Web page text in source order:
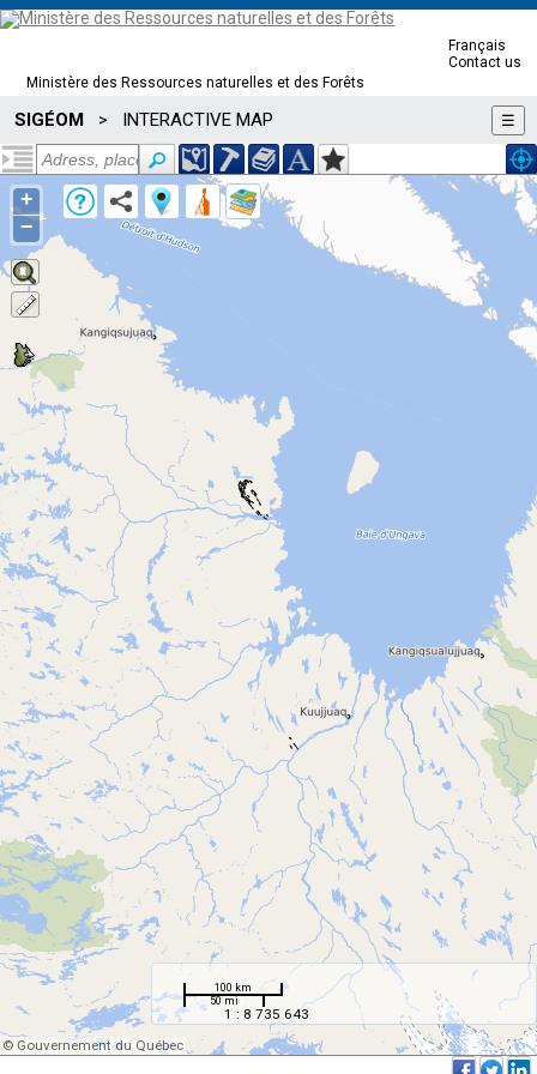
Ministère des Ressources naturelles et des Forêts
Français
Contact us
SIGÉOM > INTERACTIVE MAP ☰
100 km
50 mi
1 : 8 735 643
© Gouvernement du Québec
+
−